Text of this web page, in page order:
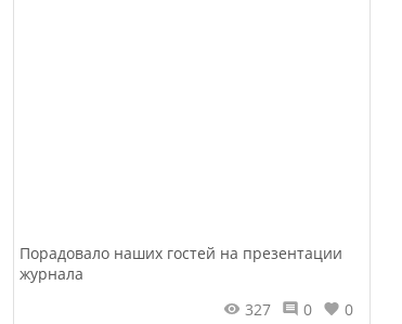
Порадовало наших гостей на презентации
журнала
327
0 0